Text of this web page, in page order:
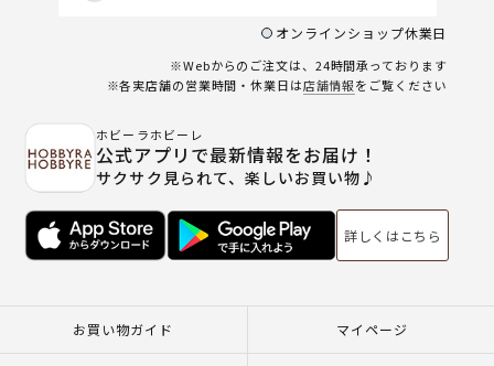
オンラインショップ休業日
※Webからのご注文は、24時間承っております
※各実店舗の営業時間・休業日は店舗情報をご覧ください
ホビーラホビーレ
公式アプリで最新情報をお届け！
サクサク見られて、楽しいお買い物♪
詳しくはこちら
お買い物ガイド マイページ